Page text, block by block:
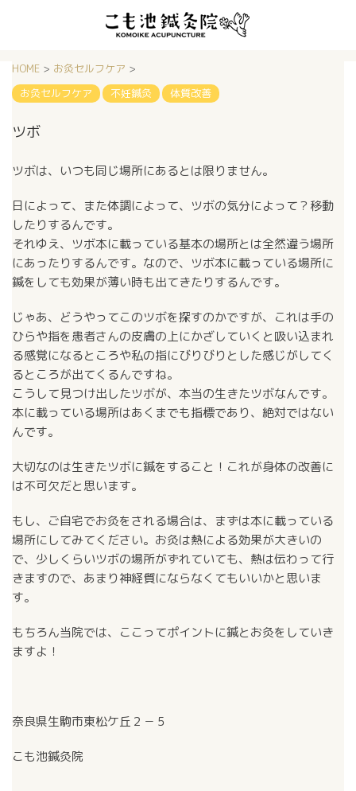
HOME > お灸セルフケア >
お灸セルフケア
不妊鍼灸 体質改善
ツボ
ツボは、いつも同じ場所にあるとは限りません。
日によって、また体調によって、ツボの気分によって？移動
したりするんです。
それゆえ、ツボ本に載っている基本の場所とは全然違う場所
にあったりするんです。なので、ツボ本に載っている場所に
鍼をしても効果が薄い時も出てきたりするんです。
じゃあ、どうやってこのツボを探すのかですが、これは手の
ひらや指を患者さんの皮膚の上にかざしていくと吸い込まれ
る感覚になるところや私の指にびりびりとした感じがしてく
るところが出てくるんですね。
こうして見つけ出したツボが、本当の生きたツボなんです。
本に載っている場所はあくまでも指標であり、絶対ではない
んです。
大切なのは生きたツボに鍼をすること！これが身体の改善に
は不可欠だと思います。
もし、ご自宅でお灸をされる場合は、まずは本に載っている
場所にしてみてください。お灸は熱による効果が大きいの
で、少しくらいツボの場所がずれていても、熱は伝わって行
きますので、あまり神経質にならなくてもいいかと思いま
す。
もちろん当院では、ここってポイントに鍼とお灸をしていき
ますよ！
奈良県生駒市東松ケ丘２－５
こも池鍼灸院